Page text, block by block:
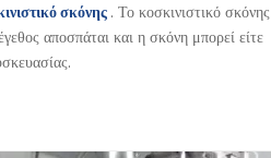
σκόνης . Το κοσκινιστικό σκόνης
αποσπάται και η σκόνη μπορεί είτε